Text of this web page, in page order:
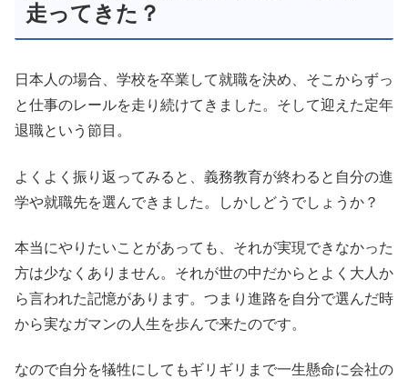
走ってきた？
日本人の場合、学校を卒業して就職を決め、そこからずっ
と仕事のレールを走り続けてきました。そして迎えた定年
退職という節目。
よくよく振り返ってみると、義務教育が終わると自分の進
学や就職先を選んできました。しかしどうでしょうか？
本当にやりたいことがあっても、それが実現できなかった
方は少なくありません。それが世の中だからとよく大人か
ら言われた記憶があります。つまり進路を自分で選んだ時
から実なガマンの人生を歩んで来たのです。
なので自分を犠牲にしてもギリギリまで一生懸命に会社の